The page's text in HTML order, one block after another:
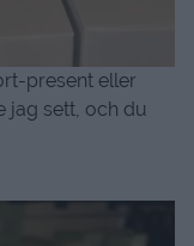
present eller
jag sett, och du